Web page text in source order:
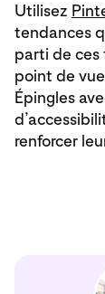
Utilisez
tendances
parti de ces
point de
Épingles
renforcer